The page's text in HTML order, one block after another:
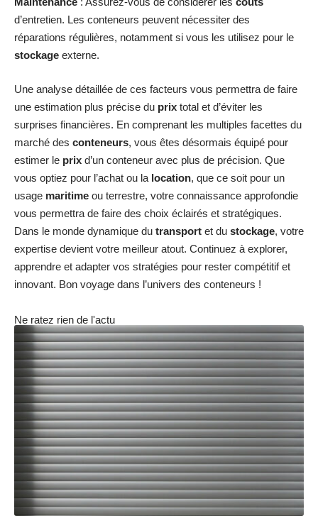
d’entretien. Les conteneurs peuvent nécessiter des
réparations régulières, notamment si vous les utilisez pour le
stockage externe.
Une analyse détaillée de ces facteurs vous permettra de faire
une estimation plus précise du prix total et d’éviter les
surprises financières. En comprenant les multiples facettes du
marché des conteneurs, vous êtes désormais équipé pour
estimer le prix d’un conteneur avec plus de précision. Que
vous optiez pour l’achat ou la location, que ce soit pour un
usage maritime ou terrestre, votre connaissance approfondie
vous permettra de faire des choix éclairés et stratégiques.
Dans le monde dynamique du transport et du stockage, votre
expertise devient votre meilleur atout. Continuez à explorer,
apprendre et adapter vos stratégies pour rester compétitif et
innovant. Bon voyage dans l’univers des conteneurs !
Ne ratez rien de l'actu